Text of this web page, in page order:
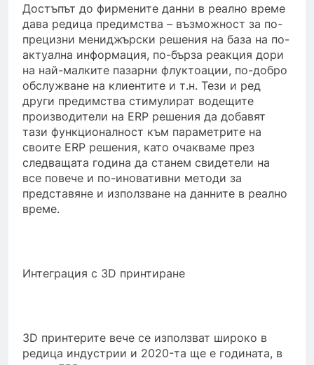
Достъпът до фирмените данни в реално време
дава редица предимства – възможност за по-
прецизни мениджърски решения на база на по-
актуална информация, по-бърза реакция дори
на най-малките пазарни флуктоации, по-добро
обслужване на клиентите и т.н. Тези и ред
други предимства стимулират водещите
производители на ERP решения да добавят
тази функционалност към параметрите на
своите ERP решения, като очакваме през
следващата година да станем свидетели на
все повече и по-иновативни методи за
представяне и използване на данните в реално
време.
Интеграция с 3D принтиране
3D принтерите вече се използват широко в
редица индустрии и 2020-та ще е годината, в